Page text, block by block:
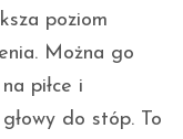
poziom
Można go
piłce i
do stóp. To